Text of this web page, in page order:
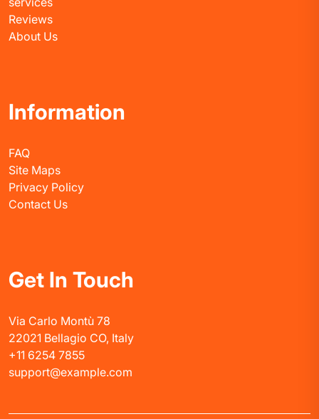
Reviews
About Us
Information
FAQ
Site Maps
Privacy Policy
Contact Us
Get In Touch
Via Carlo Montù 78
22021 Bellagio CO, Italy
+11 6254 7855
support@example.com